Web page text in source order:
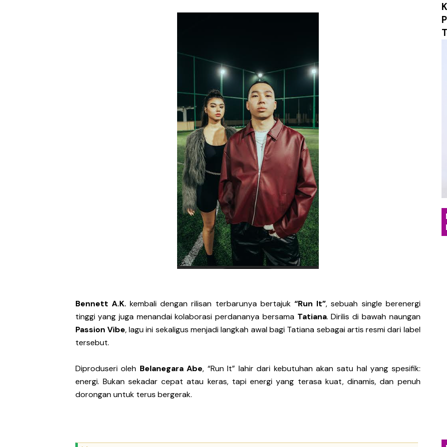
Kos Atos Hidupkan Kembali Tradisi Orkes Lewat "Yang Namanya", Menertawakan
Rayakan Setahun Album Pesta Rock N Roll, Ruzan & Vita Tutup Satu Babak
6ft Drowning Lepas Debut Maxi-Single "What If? / Angst", Menyulam Duka,
Billkiss Rayakan Pertemuan yang Tepat Lewat "Beruntung", Single Pop Manis
Soerya Resmi Debut Lewat "Mungkin Di Esok Lusa", Membawa Nuansa Alternatif
Unblue.r Resmi Memulai Perjalanan Musik Lewat Single Debut "Obsession",
Bell Aditya Hadirkan Video Musik Berbasis AI untuk "Sarkasme", Refleksi
Hagia Septida Ajak Pendengar Berdamai dengan Diri Lewat Single Baru "LALU"
Ratih Putria Hadirkan Pelukan Hangat Lewat Single Baru "Melangkahlah Perlahan"
Tiga Dekade Brutalitas: Vomepotro Bangkit Kembali Lewat Album “Fall Into Decay”
DESERVE Lepaskan Amarah dan Kritik Sosial Lewat Single Baru “Everything You
Bunuhdiri Perkenalkan Dunia Distopia Lewat “Neuromechanical Shrine”,
Given Rayakan Rasa Kagum dan Jatuh Cinta Lewat Single Baru “Girl With Interesting
Kentara Lanjutkan Narasi Emosional Lewat Single Baru "Terurai Lenyap"
Bennett A.K. kembali dengan rilisan terbarunya bertajuk “Run It”, sebuah single berenergi
tinggi yang juga menandai kolaborasi perdananya bersama Tatiana. Dirilis di bawah naungan
Passion Vibe, lagu ini sekaligus menjadi langkah awal bagi Tatiana sebagai artis resmi dari label
tersebut.
Diproduseri oleh Belanegara Abe, “Run It” lahir dari kebutuhan akan satu hal yang spesifik:
energi. Bukan sekadar cepat atau keras, tapi energi yang terasa kuat, dinamis, dan penuh
dorongan untuk terus bergerak.